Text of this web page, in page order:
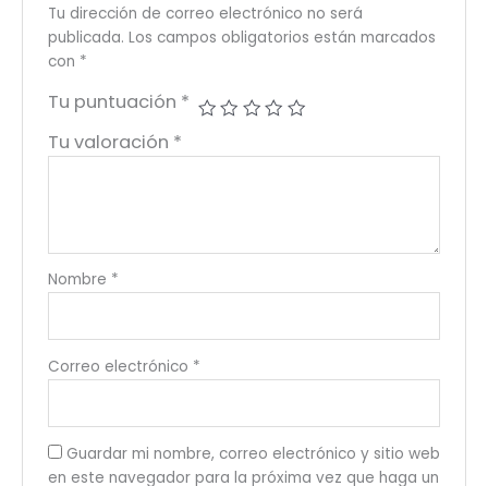
Tu dirección de correo electrónico no será
publicada. Los campos obligatorios están marcados
con *
Tu puntuación *
Tu valoración *
Nombre *
Correo electrónico *
Guardar mi nombre, correo electrónico y sitio web
en este navegador para la próxima vez que haga un